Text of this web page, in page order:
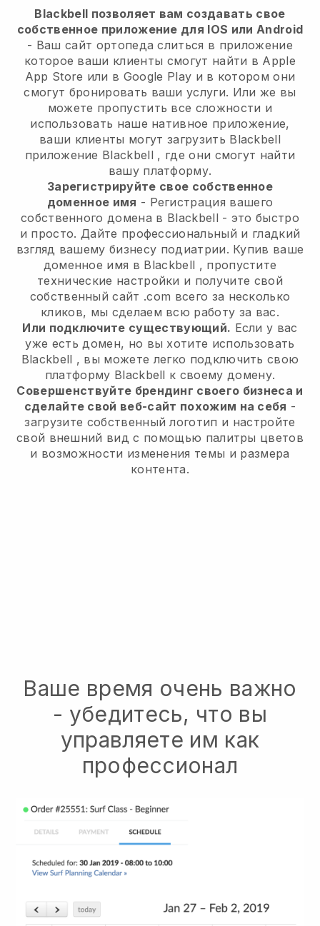
Blackbell позволяет вам создавать свое
собственное приложение для IOS или Android
- Ваш сайт ортопеда слиться в приложение
которое ваши клиенты смогут найти в Apple
App Store или в Google Play и в котором они
смогут бронировать ваши услуги. Или же вы
можете пропустить все сложности и
использовать наше нативное приложение,
ваши клиенты могут загрузить Blackbell
приложение Blackbell , где они смогут найти
вашу платформу.
Зарегистрируйте свое собственное
доменное имя - Регистрация вашего
собственного домена в Blackbell - это быстро
и просто. Дайте профессиональный и гладкий
взгляд вашему бизнесу подиатрии. Купив ваше
доменное имя в Blackbell , пропустите
технические настройки и получите свой
собственный сайт .com всего за несколько
кликов, мы сделаем всю работу за вас.
Или подключите существующий. Если у вас
уже есть домен, но вы хотите использовать
Blackbell , вы можете легко подключить свою
платформу Blackbell к своему домену.
Совершенствуйте брендинг своего бизнеса и
сделайте свой веб-сайт похожим на себя -
загрузите собственный логотип и настройте
свой внешний вид с помощью палитры цветов
и возможности изменения темы и размера
контента.
Ваше время очень важно
- убедитесь, что вы
управляете им как
профессионал